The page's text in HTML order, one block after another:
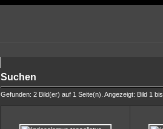
Suchen
Gefunden: 2 Bild(er) auf 1 Seite(n). Angezeigt: Bild 1